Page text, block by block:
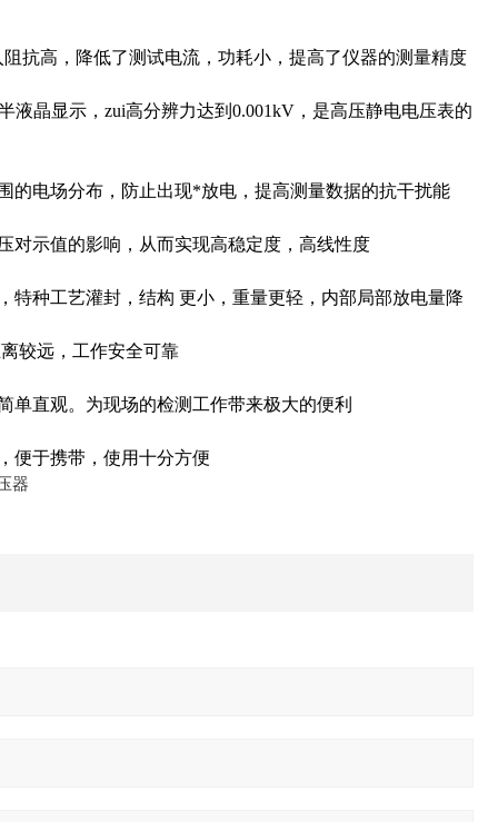
抗高，降低了测试电流，功耗小，提高了仪器的测量精度
晶显示，zui高分辨力达到0.001kV，是高压静电电压表的
的电场分布，防止出现*放电，提高测量数据的抗干扰能
示值的影响，从而实现高稳定度，高线性度
种工艺灌封，结构 更小，重量更轻，内部局部放电量降
较远，工作安全可靠
直观。为现场的检测工作带来极大的便利
便于携带，使用十分方便